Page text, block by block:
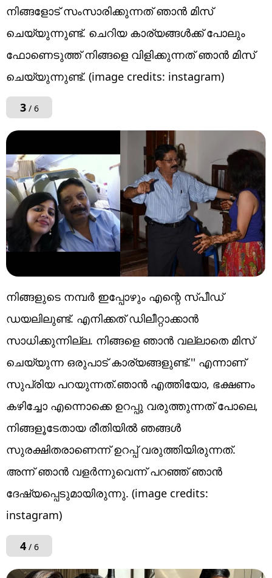
നിങ്ങളോട് സംസാരിക്കുന്നത് ഞാൻ മിസ്
ചെയ്യുന്നുണ്ട്. ചെറിയ കാര്യങ്ങൾക്ക് പോലും
ഫോണെടുത്ത് നിങ്ങളെ വിളിക്കുന്നത് ഞാൻ മിസ്
ചെയ്യുന്നുണ്ട്. (image credits: instagram)
3/ 6
നിങ്ങളുടെ നമ്പർ ഇപ്പോഴും എന്റെ സ്പീഡ്
ഡയലിലുണ്ട്. എനിക്കത് ഡിലീറ്റാക്കാൻ
സാധിക്കുന്നില്ല. നിങ്ങളെ ഞാൻ വല്ലാതെ മിസ്
ചെയ്യുന്ന ഒരുപാട് കാര്യങ്ങളുണ്ട്.'' എന്നാണ്
സുപ്രിയ പറയുന്നത്.ഞാൻ എത്തിയോ, ഭക്ഷണം
കഴിച്ചോ എന്നൊക്കെ ഉറപ്പു വരുത്തുന്നത് പോലെ,
നിങ്ങളൂടേതായ രീതിയിൽ ഞങ്ങൾ
സുരക്ഷിതരാണെന്ന് ഉറപ്പ് വരുത്തിയിരുന്നത്.
അന്ന് ഞാൻ വളർന്നുവെന്ന് പറഞ്ഞ് ഞാൻ
ദേഷ്യപ്പെടുമായിരുന്നു. (image credits:
instagram)
4/ 6